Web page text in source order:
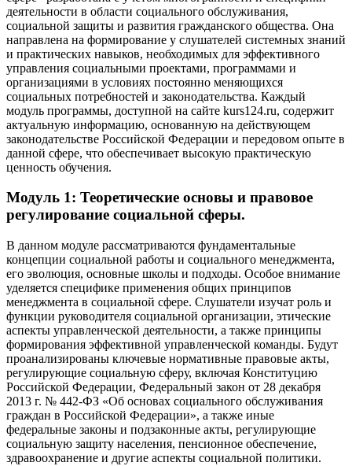
деятельности в области социального обслуживания,
социальной защиты и развития гражданского общества. Она
направлена на формирование у слушателей системных знаний
и практических навыков, необходимых для эффективного
управления социальными проектами, программами и
организациями в условиях постоянно меняющихся
социальных потребностей и законодательства. Каждый
модуль программы, доступной на сайте kurs124.ru, содержит
актуальную информацию, основанную на действующем
законодательстве Российской Федерации и передовом опыте в
данной сфере, что обеспечивает высокую практическую
ценность обучения.
Модуль 1: Теоретические основы и правовое
регулирование социальной сферы.
В данном модуле рассматриваются фундаментальные
концепции социальной работы и социального менеджмента,
его эволюция, основные школы и подходы. Особое внимание
уделяется специфике применения общих принципов
менеджмента в социальной сфере. Слушатели изучат роль и
функции руководителя социальной организации, этические
аспекты управленческой деятельности, а также принципы
формирования эффективной управленческой команды. Будут
проанализированы ключевые нормативные правовые акты,
регулирующие социальную сферу, включая Конституцию
Российской Федерации, Федеральный закон от 28 декабря
2013 г. № 442-ФЗ «Об основах социального обслуживания
граждан в Российской Федерации», а также иные
федеральные законы и подзаконные акты, регулирующие
социальную защиту населения, пенсионное обеспечение,
здравоохранение и другие аспекты социальной политики.